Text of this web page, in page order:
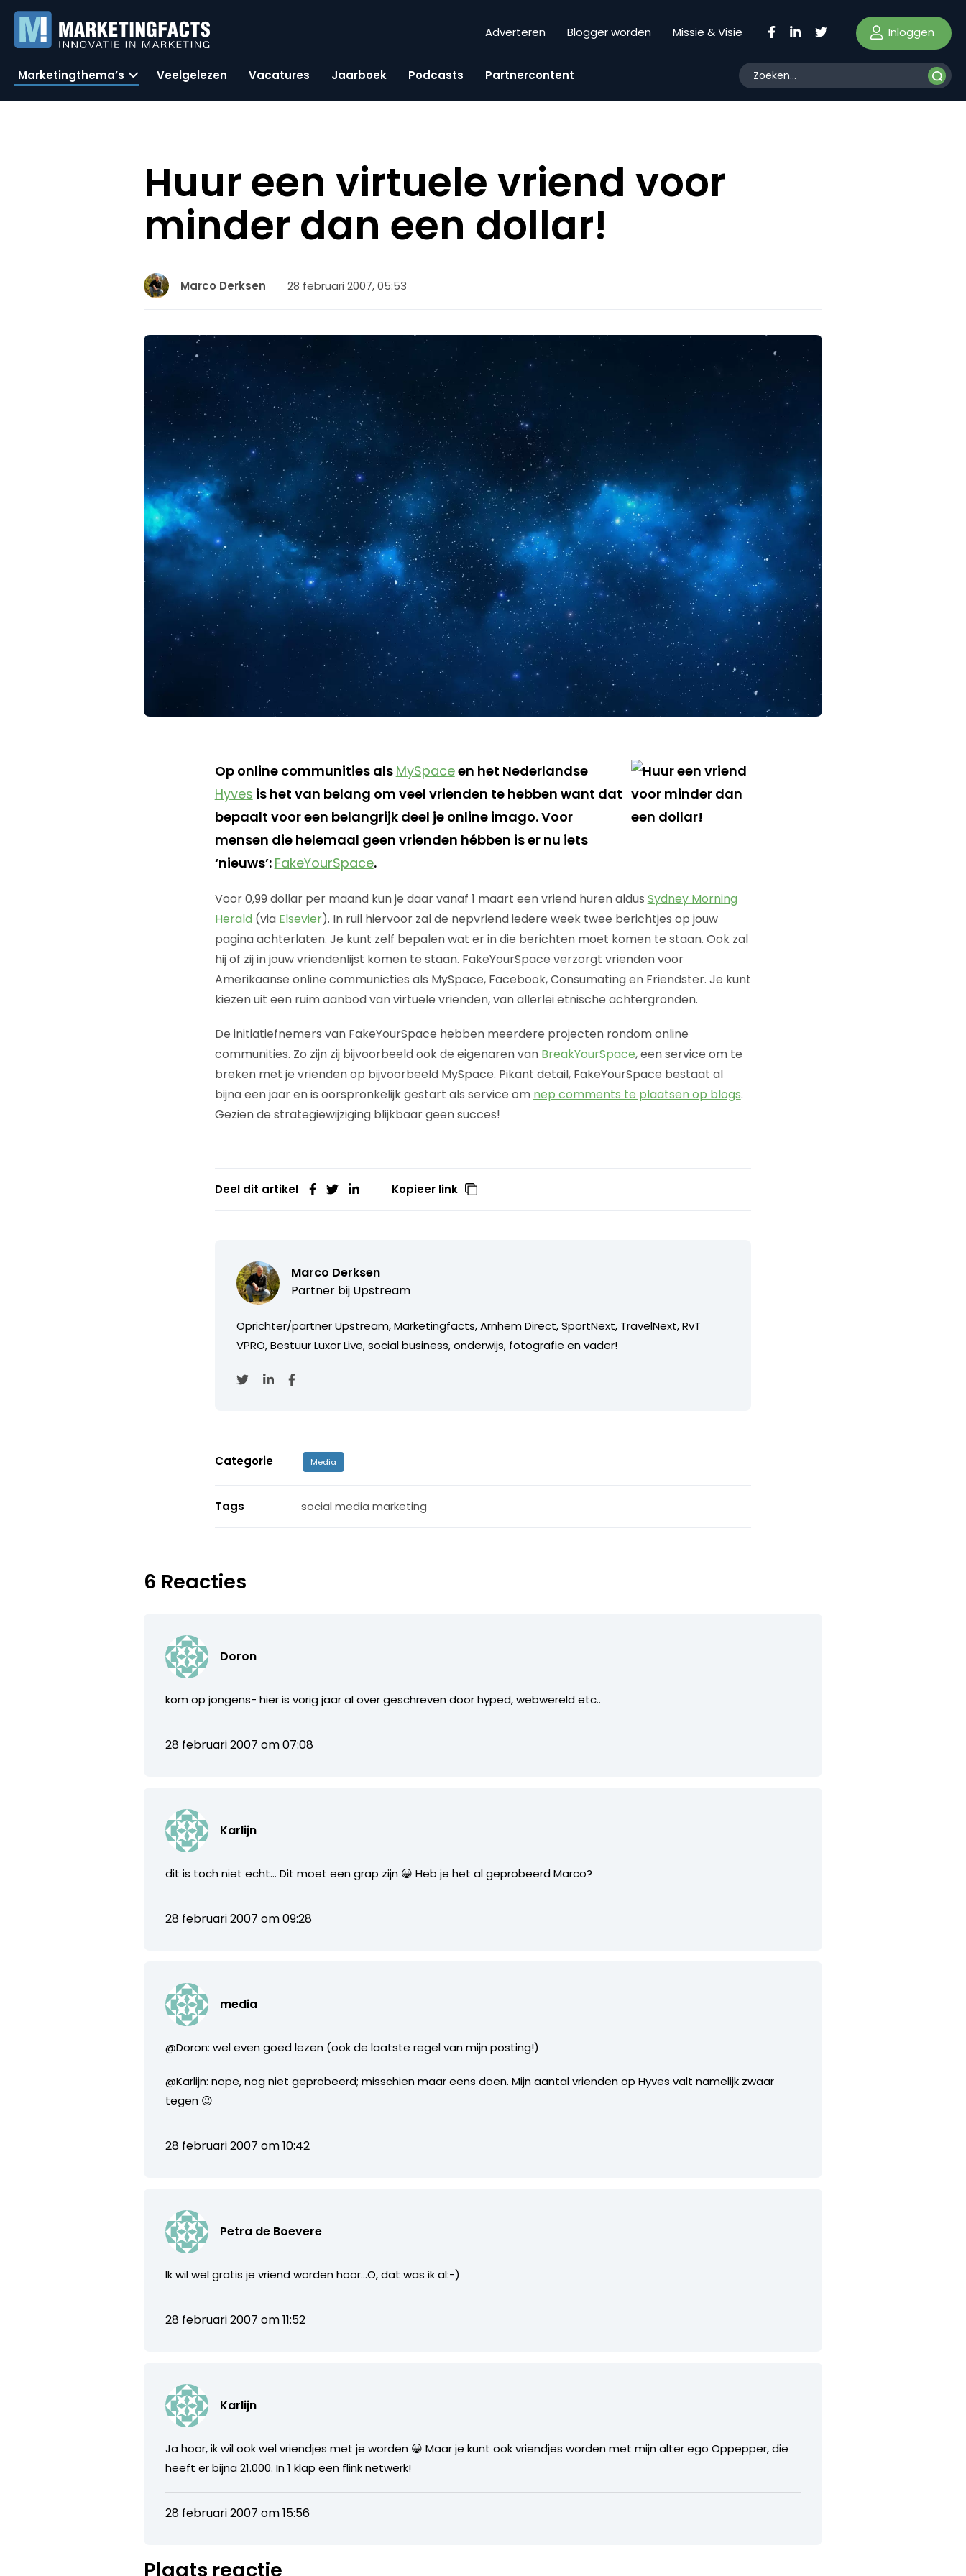
Adverteren Blogger worden Missie & Visie Inloggen
Marketingthema’s Veelgelezen Vacatures Jaarboek Podcasts Partnercontent
Huur een virtuele vriend voor
minder dan een dollar!
Marco Derksen 28 februari 2007, 05:53
Op online communities als MySpaceen het Nederlandse
Hyves is het van belang om veel vrienden te hebben want dat
bepaalt voor een belangrijk deel je online imago. Voor
mensen die helemaal geen vrienden hébben is er nu iets
‘nieuws’: FakeYourSpace.
Voor 0,99 dollar per maand kun je daar vanaf 1 maart een vriend huren aldus Sydney Morning
Herald (via Elsevier). In ruil hiervoor zal de nepvriend iedere week twee berichtjes op jouw
pagina achterlaten. Je kunt zelf bepalen wat er in die berichten moet komen te staan. Ook zal
hij of zij in jouw vriendenlijst komen te staan. FakeYourSpace verzorgt vrienden voor
Amerikaanse online communicties als MySpace, Facebook, Consumating en Friendster. Je kunt
kiezen uit een ruim aanbod van virtuele vrienden, van allerlei etnische achtergronden.
De initiatiefnemers van FakeYourSpace hebben meerdere projecten rondom online
communities. Zo zijn zij bijvoorbeeld ook de eigenaren van BreakYourSpace, een service om te
breken met je vrienden op bijvoorbeeld MySpace. Pikant detail, FakeYourSpace bestaat al
bijna een jaar en is oorspronkelijk gestart als service om nep comments te plaatsen op blogs.
Gezien de strategiewijziging blijkbaar geen succes!
Deel dit artikel Kopieer link
Marco Derksen
Partner bij Upstream
Oprichter/partner Upstream, Marketingfacts, Arnhem Direct, SportNext, TravelNext, RvT
VPRO, Bestuur Luxor Live, social business, onderwijs, fotografie en vader!
Categorie Media
Tags social media marketing
6 Reacties
Doron
kom op jongens- hier is vorig jaar al over geschreven door hyped, webwereld etc..
28 februari 2007 om 07:08
Karlijn
dit is toch niet echt… Dit moet een grap zijn 😀 Heb je het al geprobeerd Marco?
28 februari 2007 om 09:28
media
@Doron: wel even goed lezen (ook de laatste regel van mijn posting!)
@Karlijn: nope, nog niet geprobeerd; misschien maar eens doen. Mijn aantal vrienden op Hyves valt namelijk zwaar
tegen 😉
28 februari 2007 om 10:42
Petra de Boevere
Ik wil wel gratis je vriend worden hoor…O, dat was ik al:-)
28 februari 2007 om 11:52
Karlijn
Ja hoor, ik wil ook wel vriendjes met je worden 😀 Maar je kunt ook vriendjes worden met mijn alter ego Oppepper, die
heeft er bijna 21.000. In 1 klap een flink netwerk!
28 februari 2007 om 15:56
Plaats reactie